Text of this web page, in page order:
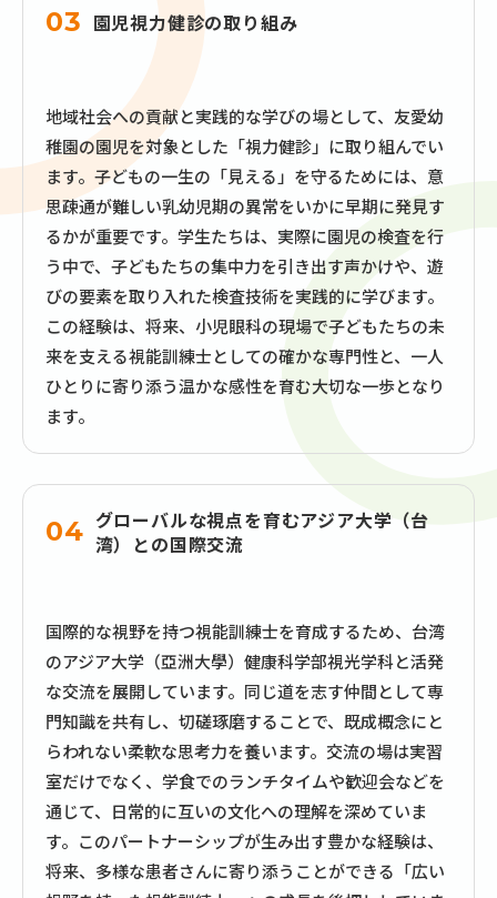
03 園児視力健診の取り組み
地域社会への貢献と実践的な学びの場として、友愛幼
稚園の園児を対象とした「視力健診」に取り組んでい
ます。子どもの一生の「見える」を守るためには、意
思疎通が難しい乳幼児期の異常をいかに早期に発見す
るかが重要です。学生たちは、実際に園児の検査を行
う中で、子どもたちの集中力を引き出す声かけや、遊
びの要素を取り入れた検査技術を実践的に学びます。
この経験は、将来、小児眼科の現場で子どもたちの未
来を支える視能訓練士としての確かな専門性と、一人
ひとりに寄り添う温かな感性を育む大切な一歩となり
ます。
04 グローバルな視点を育むアジア大学（台
湾）との国際交流
国際的な視野を持つ視能訓練士を育成するため、台湾
のアジア大学（亞洲大學）健康科学部視光学科と活発
な交流を展開しています。同じ道を志す仲間として専
門知識を共有し、切磋琢磨することで、既成概念にと
らわれない柔軟な思考力を養います。交流の場は実習
室だけでなく、学食でのランチタイムや歓迎会などを
通じて、日常的に互いの文化への理解を深めていま
す。このパートナーシップが生み出す豊かな経験は、
将来、多様な患者さんに寄り添うことができる「広い